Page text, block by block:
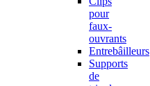
pour
faux-
ouvrants
Entrebâilleurs
Supports
de